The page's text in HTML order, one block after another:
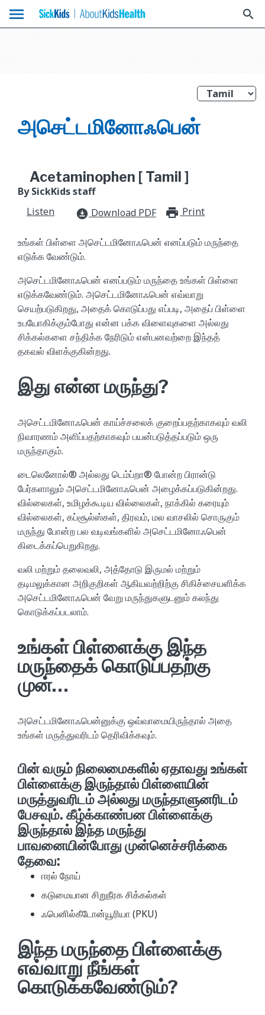
menu search
அசெட்டமினோஃபென்
Acetaminophen [ Tamil ]
By SickKids staff
Listen
download_for_offline Download PDF Print
உங்கள் பிள்ளை அசெட்டமினோஃபென் எனப்படும் மருந்தை
எடுக்க வேண்டும்.
அசெட்டமினோஃபென் எனப்படும் மருந்தை உங்கள் பிள்ளை
எடுக்கவேண்டும்​. அசெட்டமினோஃபென் எவ்வாறு
செயற்படுகிறது, அதைக் கொடுப்பது எப்படி, அதைப் பிள்ளை
உபயோகிக்கும்போது என்ன பக்க விளைவுகளை அல்லது
சிக்கல்களை சந்திக்க நேரிடும் என்பனவற்றை இந்தத்
தகவல் விளக்குகின்றது.
இது என்ன மருந்து?
அசெட்டமினோஃபென் காய்ச்சலைக் குறைப்பதற்காகவும் வலி
நிவாரணம் அளிப்பதற்காகவும் பயன்படுத்தப்படும் ஒரு
மருந்தாகும்.
டைலெனோல்® அல்லது டெம்ப்றா® போன்ற பிரான்டு
பேர்களாலும் அசெட்டமினோஃபென் அழைக்கப்படுகின்றது.
வில்லைகள், உமிழக்கூடிய வில்லைகள், நாக்கில் கரையும்
வில்லைகள், கப்சூல்ஸ்கள், திரவம், மல வாசலில் சொருகும்
மருந்து போன்ற பல வடிவங்களில் அசெட்டமினோஃபென்
கிடைக்கப்பெறுகிறது.
வலி மற்றும் தலைவலி, அத்தோடு இருமல் மற்றும்
தடிமலுக்கான அறிகுறிகள் ஆகியவற்றிற்கு சிகிச்சையளிக்க
அசெட்டமினோஃபென் வேறு மருந்துகளுடனும் கலந்து
கொடுக்கப்படலாம்.
உங்கள் பிள்ளைக்கு இந்த
மருந்தைக் கொடுப்பதற்கு
முன்…
அசெட்டமினோஃபென்னுக்கு ஒவ்வாமையிருந்தால் அதை
உங்கள் மருத்துவரிடம் தெரிவிக்கவும்.
பின் வரும் நிலைமைகளில் ஏதாவது உங்கள்
பிள்ளைக்கு இருந்தால் பிள்ளையின்
மருத்துவரிடம் அல்லது மருந்தாளுனரிடம்
பேசவும். கீழ்க்காண்பன பிள்ளைக்கு
இருந்தால் இந்த மருந்து
பாவனையின்போது முன்னெச்சரிக்கை
தேவை:
ஈரல் நோய்
கடுமையான சிறுநீரக சிக்கல்கள்
ஃபெனில்கீடோன்யூரியா (PKU)
இந்த மருந்தை பிள்ளைக்கு
எவ்வாறு நீங்கள்
கொடுக்கவேண்டும்?